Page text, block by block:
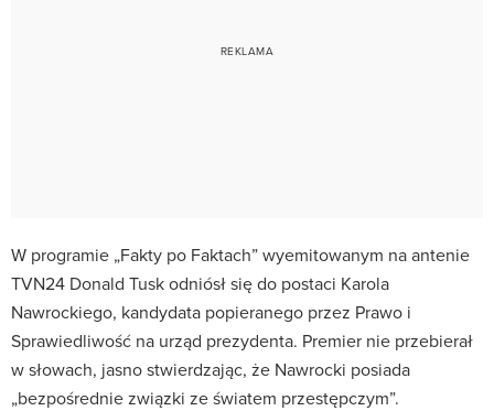
W programie „Fakty po Faktach” wyemitowanym na antenie
TVN24 Donald Tusk odniósł się do postaci Karola
Nawrockiego, kandydata popieranego przez Prawo i
Sprawiedliwość na urząd prezydenta. Premier nie przebierał
w słowach, jasno stwierdzając, że Nawrocki posiada
„bezpośrednie związki ze światem przestępczym”.